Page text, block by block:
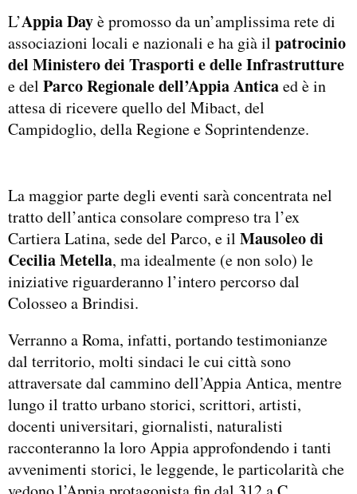
L’Appia Dayè promosso da un’amplissima rete di
associazioni locali e nazionali e ha già il patrocinio
del Ministero dei Trasporti e delle Infrastrutture
e del Parco Regionale dell’Appia Anticaed è in
attesa di ricevere quello del Mibact, del
Campidoglio, della Regione e Soprintendenze.
La maggior parte degli eventi sarà concentrata nel
tratto dell’antica consolare compreso tra l’ex
Cartiera Latina, sede del Parco, e il Mausoleo di
Cecilia Metella, ma idealmente (e non solo) le
iniziative riguarderanno l’intero percorso dal
Colosseo a Brindisi.
Verranno a Roma, infatti, portando testimonianze
dal territorio, molti sindaci le cui città sono
attraversate dal cammino dell’Appia Antica, mentre
lungo il tratto urbano storici, scrittori, artisti,
docenti universitari, giornalisti, naturalisti
racconteranno la loro Appia approfondendo i tanti
avvenimenti storici, le leggende, le particolarità che